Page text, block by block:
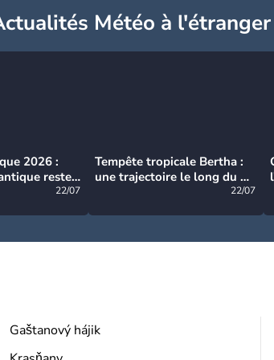
Météo à l'étranger
2026 :
reste
22/07
Tempête tropicale Bertha :
une trajectoire le long du du
22/07
Gaštanový hájik